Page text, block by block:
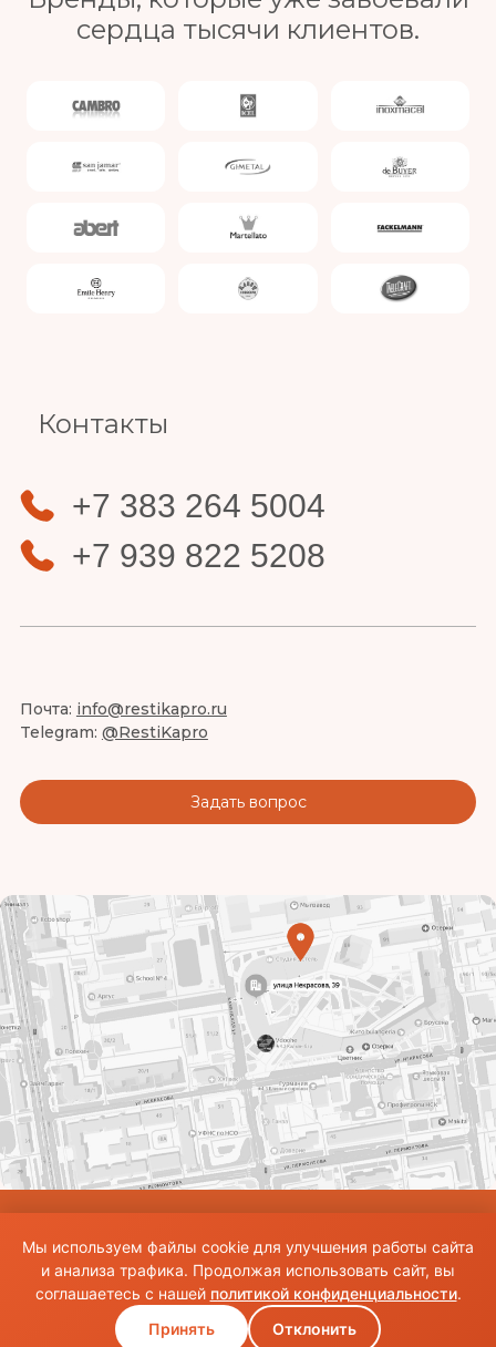
сердца тысячи клиентов.
Контакты
+7 383 264 5004
+7 939 822 5208
Почта: info@restikapro.ru
Telegram: @RestiKapro
Задать вопрос
ссылки на источник. Все права на изображения и тексты принадлежат их
авторам.Общие правила и публичная оферта
Мы используем файлы cookie для улучшения работы сайта
и анализа трафика. Продолжая использовать сайт, вы
соглашаетесь с нашей политикой конфиденциальности.
Принять
Отклонить